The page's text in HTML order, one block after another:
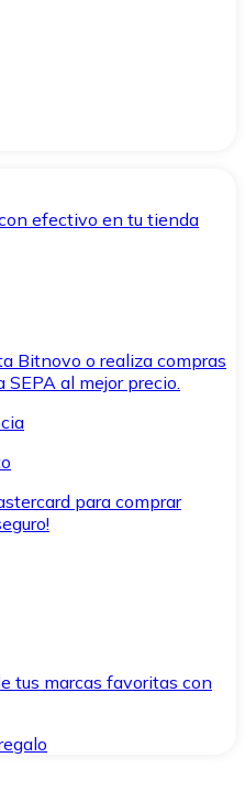
efectivo en tu tienda
Bitnovo o realiza compras
al mejor precio.
para comprar
tus marcas favoritas con